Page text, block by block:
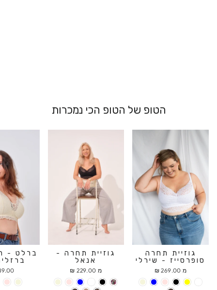
הטופ של הטופ הכי נמכרות
גוזיית תחרה
סופרסייז - שירלי
מ 269.00 ₪
גוזיית תחרה -
אנאל
מ 229.00 ₪
ברלט -
₪